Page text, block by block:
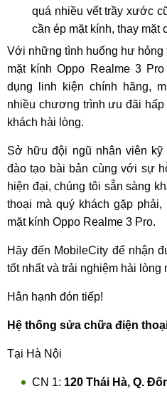
quá nhiều vết trầy xước
cần ép mặt kính, thay mặt
Với những tình huống hư hỏng
mặt kính Oppo Realme 3
dụng linh kiện chính hãng,
nhiều chương trình ưu đãi
khách hài lòng.
Sở hữu đội ngũ nhân viên
đào tạo bài bản cùng với sự
hiện đại, chúng tôi sẵn sàng
thoại mà quý khách gặp
mặt kính Oppo Realme 3 Pro.
Hãy đến MobileCity để nhận
tốt nhất và trải nghiệm hài lòng
Hân hạnh đón tiếp!
Hệ thống sửa chữa điện
Tại Hà Nội
CN 1: 120 Thái Hà, Q.